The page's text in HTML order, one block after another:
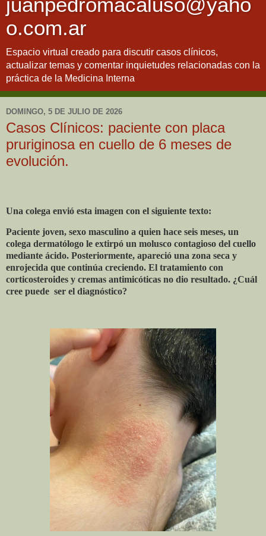
juanpedromacaluso@yaho
o.com.ar
Espacio virtual creado para discutir casos clínicos,
actualizar temas y comentar inquietudes relacionadas con la
práctica de la Medicina Interna
DOMINGO, 5 DE JULIO DE 2026
Casos Clínicos: paciente con placa
pruriginosa en cuello de 6 meses de
evolución.
Una colega envió esta imagen con el siguiente texto:
Paciente joven, sexo masculino a quien hace seis meses, un
colega dermatólogo le extirpó un molusco contagioso del cuello
mediante ácido. Posteriormente, apareció una zona seca y
enrojecida que continúa creciendo. El tratamiento con
corticosteroides y cremas antimicóticas no dio resultado. ¿Cuál
cree puede ser el diagnóstico?